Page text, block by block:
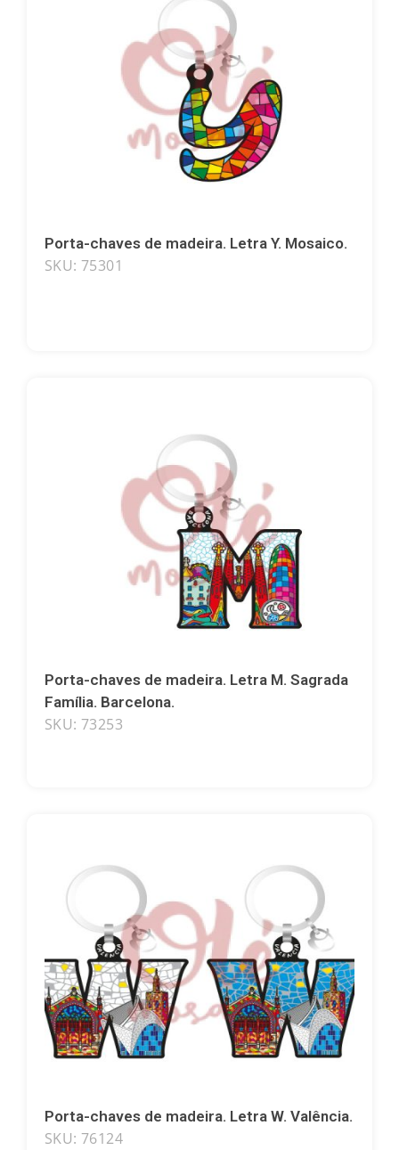
Corações
Leques
Flores
Letras
Porta-chaves de madeira. Letra Y. Mosaico.
SKU: 75301
Porta-chaves de madeira. Letra M. Sagrada
Família. Barcelona.
SKU: 73253
Porta-chaves de madeira. Letra W. Valência.
SKU: 76124